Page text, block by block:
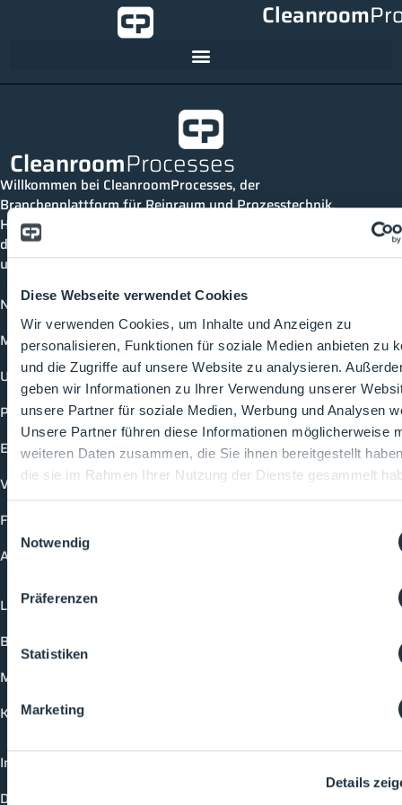
Diese Webseite verwendet Cookies
Wir verwenden Cookies, um Inhalte und Anzeigen zu
personalisieren, Funktionen für soziale Medien anbieten zu
und die Zugriffe auf unsere Website zu analysieren.
geben wir Informationen zu Ihrer Verwendung unserer
unsere Partner für soziale Medien, Werbung und Analysen
Unsere Partner führen diese Informationen möglicherweise
weiteren Daten zusammen, die Sie ihnen bereitgestellt
die sie im Rahmen Ihrer Nutzung der Dienste gesammelt
Einwilligungsauswahl
Notwendig
Präferenzen
Statistiken
Marketing
Details
Cleanroom
CleanroomProcesses
Willkommen bei CleanroomProcesses, der
Branchenplattform für Reinraum und Prozesstechnik.
Hier bleibst du immer auf dem neuesten Stand, kannst
dich mit anderen verknüpfen und alle relevanten Themen
und Events der Branche entdecken.
News
Mediathek
Unternehmen
Produkte
Events
Vorträge
Future-Faces
Academy
Login
Buchungsmöglichkeiten
Medienformate
Kontakt
Impressum
Datenschutzerklärung